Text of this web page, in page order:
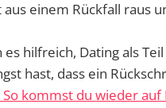
einem Rückfall raus
hilfreich, Dating als
hast, dass ein
kommst du wieder auf